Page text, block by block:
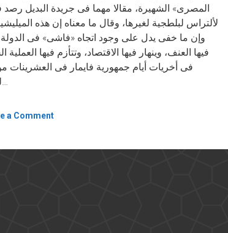
المصرى» الشهيرة، مقالا مهما فى جريدة البديل
لألتراس لبلطجية لغيرها، وقال ما معناه إن هذه
وإن ما خفى يدل على وجود اتجاه «فاشى» فى الدولة
فيها العنف، وينهار فيها الاقتصاد، وتتأزم فيها
فى أخريات أيام جمهورية فايمار فى
للحكم. ••• ويجب أن أقول إننى وجدت مقالة…
a Comment